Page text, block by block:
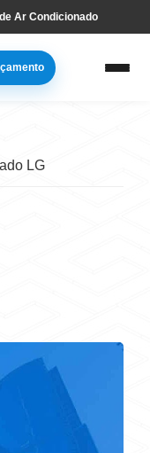
Ar Condicionado
LG